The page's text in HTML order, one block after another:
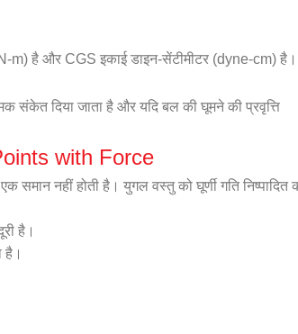
m) है और CGS इकाई डाइन-सेंटीमीटर (dyne-cm) है।
संकेत दिया जाता है और यदि बल की घूमने की प्रवृत्ति
with Force
समान नहीं होती है। युगल वस्तु को घूर्णी गति निष्पादित
है।
है।